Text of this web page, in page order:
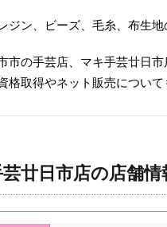
ジン、ビーズ、毛糸、布生
市の手芸店、マキ手芸廿日
格取得やネット販売について
廿日市店の店舗情